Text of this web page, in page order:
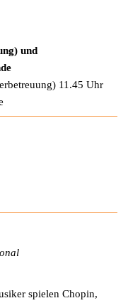
und
11.45 Uhr
spielen Chopin,